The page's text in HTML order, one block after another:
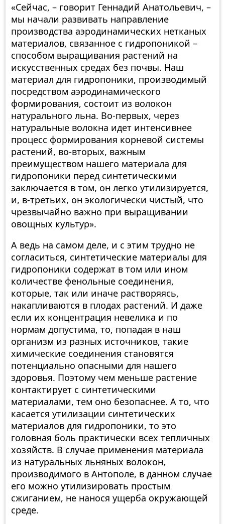
«Сейчас, – говорит Геннадий Анатольевич, –
мы начали развивать направление
производства аэродинамических нетканых
материалов, связанное с гидропоникой –
способом выращивания растений на
искусственных средах без почвы. Наш
материал для гидропоники, производимый
посредством аэродинамического
формирования, состоит из волокон
натурального льна. Во-первых, через
натуральные волокна идет интенсивнее
процесс формирования корневой системы
растений, во-вторых, важным
преимуществом нашего материала для
гидропоники перед синтетическими
заключается в том, он легко утилизируется,
и, в-третьих, он экологически чистый, что
чрезвычайно важно при выращивании
овощных культур».
А ведь на самом деле, и с этим трудно не
согласиться, синтетические материалы для
гидропоники содержат в том или ином
количестве фенольные соединения,
которые, так или иначе растворяясь,
накапливаются в плодах растений. И даже
если их концентрация невелика и по
нормам допустима, то, попадая в наш
организм из разных источников, такие
химические соединения становятся
потенциально опасными для нашего
здоровья. Поэтому чем меньше растение
контактирует с синтетическими
материалами, тем оно безопаснее. А то, что
касается утилизации синтетических
материалов для гидропоники, то это
головная боль практически всех тепличных
хозяйств. В случае применения материала
из натуральных льняных волокон,
производимого в Антополе, в данном случае
его можно утилизировать простым
сжиганием, не нанося ущерба окружающей
среде.